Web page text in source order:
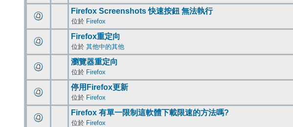
Firefox Screenshots 快速按鈕 無法執行
位於 Firefox
Firefox重定向
位於 其他中的其他
瀏覽器重定向
位於 Firefox
停用Firefox更新
位於 Firefox
Firefox 有單一限制這軟體下載限速的方法嗎?
位於 Firefox